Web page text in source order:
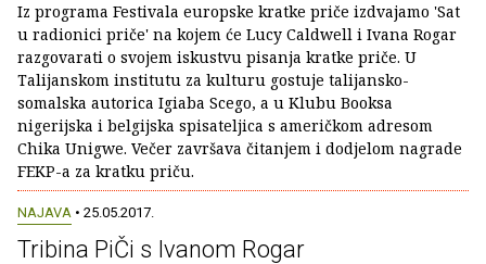
Iz programa Festivala europske kratke priče izdvajamo 'Sat
u radionici priče' na kojem će Lucy Caldwell i Ivana Rogar
razgovarati o svojem iskustvu pisanja kratke priče. U
Talijanskom institutu za kulturu gostuje talijansko-
somalska autorica Igiaba Scego, a u Klubu Booksa
nigerijska i belgijska spisateljica s američkom adresom
Chika Unigwe. Večer završava čitanjem i dodjelom nagrade
FEKP-a za kratku priču.
NAJAVA • 25.05.2017.
Tribina PiČi s Ivanom Rogar